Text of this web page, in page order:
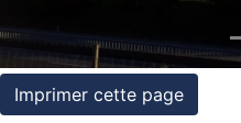
et
conditions
Témoignages
Imprimer cette page